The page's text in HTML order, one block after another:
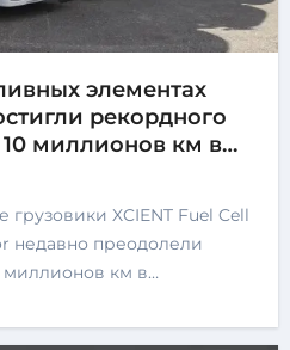
элементах
рекордного
миллионов км в
недавно преодолели
миллионов км в…